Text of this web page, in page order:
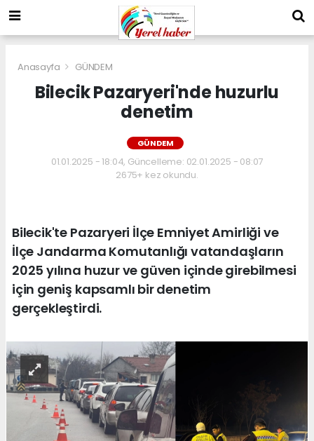
Anasayfa GÜNDEM
Bilecik Pazaryeri'nde huzurlu
denetim
GÜNDEM
01.01.2025 - 18:04, Güncelleme: 02.01.2025 - 08:07
2675+ kez okundu.
Bilecik'te Pazaryeri İlçe Emniyet Amirliği ve
İlçe Jandarma Komutanlığı vatandaşların
2025 yılına huzur ve güven içinde girebilmesi
için geniş kapsamlı bir denetim
gerçekleştirdi.